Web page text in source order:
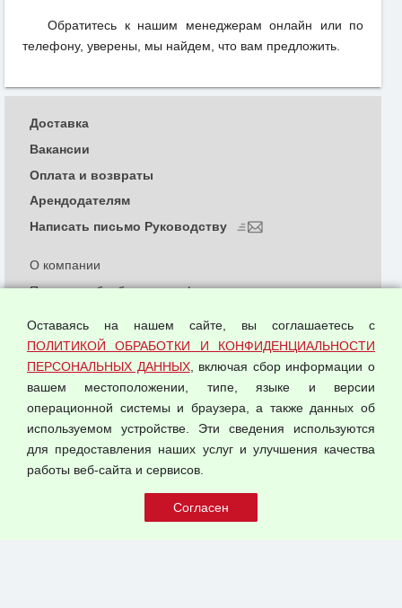
Обратитесь к нашим менеджерам онлайн или по
телефону, уверены, мы найдем, что вам предложить.
© 2026 ООО "Феникс"
О компании
Политика обработки и конфиденциальности
Согласием на обработку персональных данных
Оферта оптовой купли-продажи
Публичная оферта
Доставка
Вакансии
Оплата и возвраты
Арендодателям
Написать письмо Руководству
Оставаясь на нашем сайте, вы соглашаетесь с
ПОЛИТИКОЙ ОБРАБОТКИ И КОНФИДЕНЦИАЛЬНОСТИ
ПЕРСОНАЛЬНЫХ ДАННЫХ, включая сбор информации о
вашем местоположении, типе, языке и версии
операционной системы и браузера, а также данных об
используемом устройстве. Эти сведения используются
для предоставления наших услуг и улучшения качества
работы веб-сайта и сервисов.